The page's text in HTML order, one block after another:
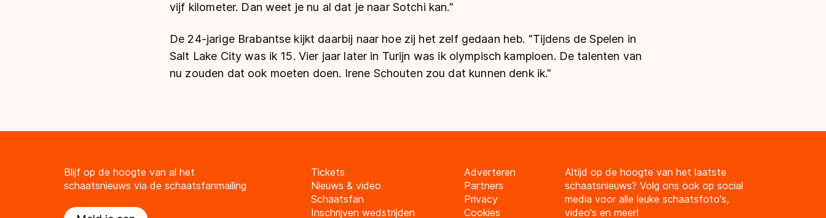
vijf kilometer. Dan weet je nu al dat je naar Sotchi kan."
De 24-jarige Brabantse kijkt daarbij naar hoe zij het zelf gedaan heb. "Tijdens de Spelen in
Salt Lake City was ik 15. Vier jaar later in Turijn was ik olympisch kampioen. De talenten van
nu zouden dat ook moeten doen. Irene Schouten zou dat kunnen denk ik."
Blijf op de hoogte van al het
schaatsnieuws via de schaatsfanmailing
Tickets
Nieuws & video
Schaatsfan
Inschrijven wedstrijden
Adverteren
Partners
Privacy
Cookies
Altijd op de hoogte van het laatste
schaatsnieuws? Volg ons ook op social
media voor alle leuke schaatsfoto's,
video's en meer!